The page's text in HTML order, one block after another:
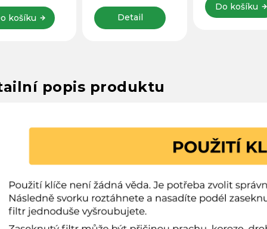
košíkuprachu,
a otisků
Detail
Do košíku
popis produktu